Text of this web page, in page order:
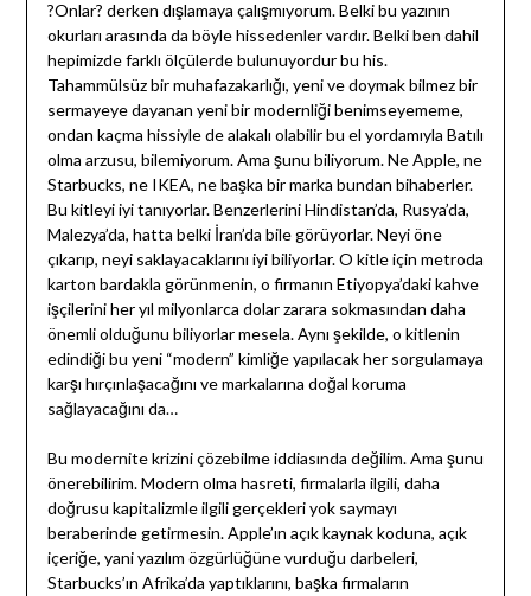
?Onlar? derken dışlamaya çalışmıyorum. Belki bu yazının
okurları arasında da böyle hissedenler vardır. Belki ben dahil
hepimizde farklı ölçülerde bulunuyordur bu his.
Tahammülsüz bir muhafazakarlığı, yeni ve doymak bilmez bir
sermayeye dayanan yeni bir modernliği benimseyememe,
ondan kaçma hissiyle de alakalı olabilir bu el yordamıyla Batılı
olma arzusu, bilemiyorum. Ama şunu biliyorum. Ne Apple, ne
Starbucks, ne IKEA, ne başka bir marka bundan bihaberler.
Bu kitleyi iyi tanıyorlar. Benzerlerini Hindistan’da, Rusya’da,
Malezya’da, hatta belki İran’da bile görüyorlar. Neyi öne
çıkarıp, neyi saklayacaklarını iyi biliyorlar. O kitle için metroda
karton bardakla görünmenin, o firmanın Etiyopya’daki kahve
işçilerini her yıl milyonlarca dolar zarara sokmasından daha
önemli olduğunu biliyorlar mesela. Aynı şekilde, o kitlenin
edindiği bu yeni “modern” kimliğe yapılacak her sorgulamaya
karşı hırçınlaşacağını ve markalarına doğal koruma
sağlayacağını da…
Bu modernite krizini çözebilme iddiasında değilim. Ama şunu
önerebilirim. Modern olma hasreti, firmalarla ilgili, daha
doğrusu kapitalizmle ilgili gerçekleri yok saymayı
beraberinde getirmesin. Apple’ın açık kaynak koduna, açık
içeriğe, yani yazılım özgürlüğüne vurduğu darbeleri,
Starbucks’ın Afrika’da yaptıklarını, başka firmaların